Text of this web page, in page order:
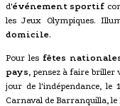
d'événement sportif
les Jeux Olympiques.
domicile.
Pour les fêtes
pays , pensez à faire
jour de l'indépendance, le
Carnaval de Barranquilla, le